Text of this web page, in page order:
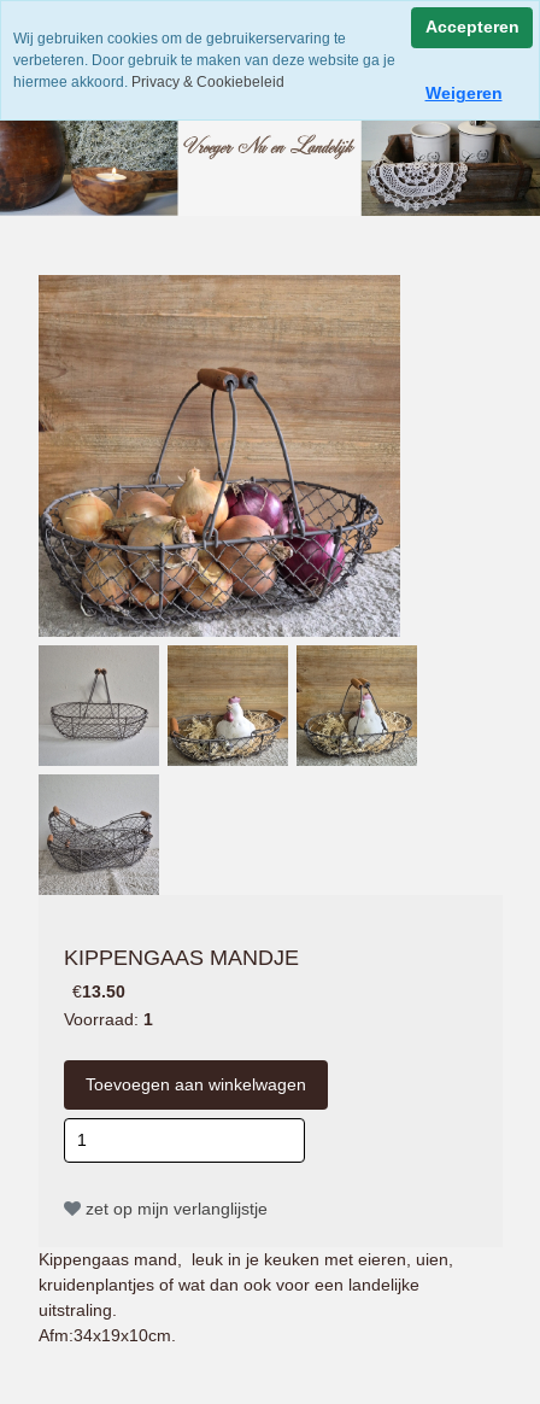
KIPPENGAAS MANDJE
€13.50
Voorraad: 1
zet op mijn verlanglijstje
Kippengaas mand, leuk in je keuken met eieren, uien,
kruidenplantjes of wat dan ook voor een landelijke
uitstraling.
Afm:34x19x10cm.
Wij gebruiken cookies om de gebruikerservaring te
verbeteren. Door gebruik te maken van deze website ga je
hiermee akkoord. Privacy & Cookiebeleid
Accepteren
Weigeren